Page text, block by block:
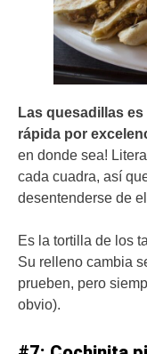
Las quesadillas
rápida por
en donde sea!
cada cuadra, así
desentenderse de
Es la tortilla de los
Su relleno cambia
prueben, pero
obvio).